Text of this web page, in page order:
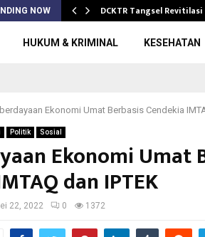
NOW DCKTR Tangsel
HUKUM & KRIMINAL KESEHATAN
Ekonomi Umat Berbasis Cendekia
Politik Sosial
Ekonomi Umat
dan IPTEK
22, 2022 0 1372